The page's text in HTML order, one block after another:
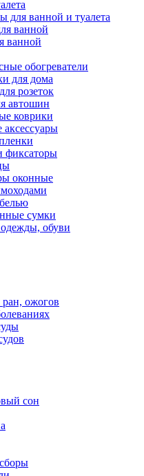
для ванной и туалета
ванной
ванной
обогреватели
для дома
розеток
автошин
коврики
аксессуары
фиксаторы
оконные
сумки
обуви
ожогов
сон